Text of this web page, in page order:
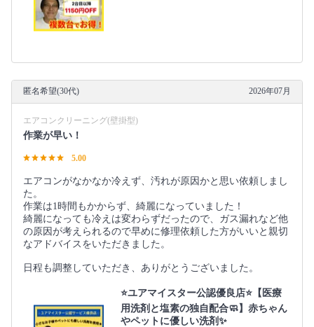
匿名希望(30代) 2026年07月
エアコンクリーニング(壁掛型)
作業が早い！
5.00
エアコンがなかなか冷えず、汚れが原因かと思い依頼しまし
た。
作業は1時間もかからず、綺麗になっていました！
綺麗になっても冷えは変わらずだったので、ガス漏れなど他
の原因が考えられるので早めに修理依頼した方がいいと親切
なアドバイスをいただきました。
日程も調整していただき、ありがとうございました。
⭐️ユアマイスター公認優良店⭐️【医療
用洗剤と塩素の独自配合🧼】赤ちゃん
やペットに優しい洗剤✨